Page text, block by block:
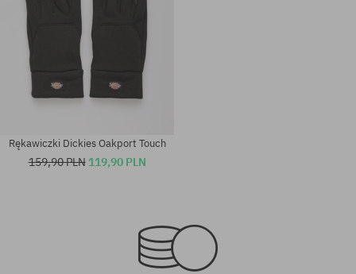
Rękawiczki Dickies Oakport Touch
159,90 PLN 119,90 PLN